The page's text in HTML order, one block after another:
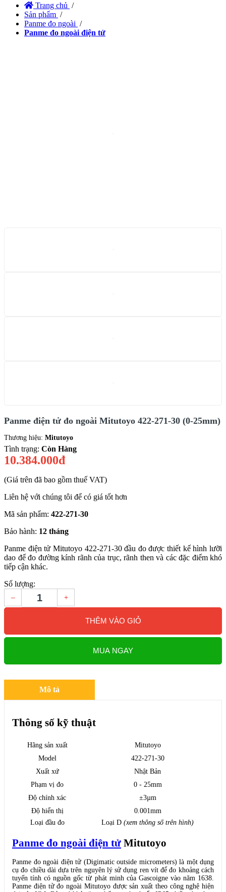
Trang chủ /
Sản phẩm /
Panme đo ngoài /
Panme đo ngoài điện tử
Panme điện tử đo ngoài Mitutoyo 422-271-30 (0-25mm)
Thương hiệu: Mitutoyo
Tình trạng: Còn Hàng
10.384.000đ
(Giá trên đã bao gồm thuế VAT)
Liên hệ với chúng tôi để có giá tốt hơn
Mã sản phẩm: 422-271-30
Bảo hành: 12 tháng
Panme điện tử Mitutoyo 422-271-30 đầu đo được thiết kế hình lưỡi
dao để đo đường kính rãnh của trục, rãnh then và các đặc điểm khó
tiếp cận khác.
Số lượng:
– +
THÊM VÀO GIỎ
MUA NGAY
Mô tả
Thông số kỹ thuật
Hãng sản xuất
Mitutoyo
Model
422-271-30
Xuất xứ
Nhật Bản
Phạm vị đo
0 - 25mm
Độ chính xác
±3µm
Độ hiển thị
0.001mm
Loại đầu đo
Loại D (xem thông số trên hình)
Panme đo ngoài điện tử Mitutoyo
Panme đo ngoài điện tử (Digimatic outside micrometers) là một dụng
cụ đo chiều dài dựa trên nguyên lý sử dụng ren vít để đo khoảng cách
tuyến tính có nguồn gốc từ phát minh của Gascoigne vào năm 1638.
Panme điện tử đo ngoài Mitutoyo được sản xuất theo công nghệ hiện